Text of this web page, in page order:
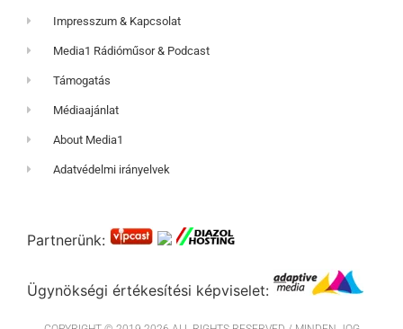
Impresszum & Kapcsolat
Media1 Rádióműsor & Podcast
Támogatás
Médiaajánlat
About Media1
Adatvédelmi irányelvek
Partnerünk:
Ügynökségi értékesítési képviselet: